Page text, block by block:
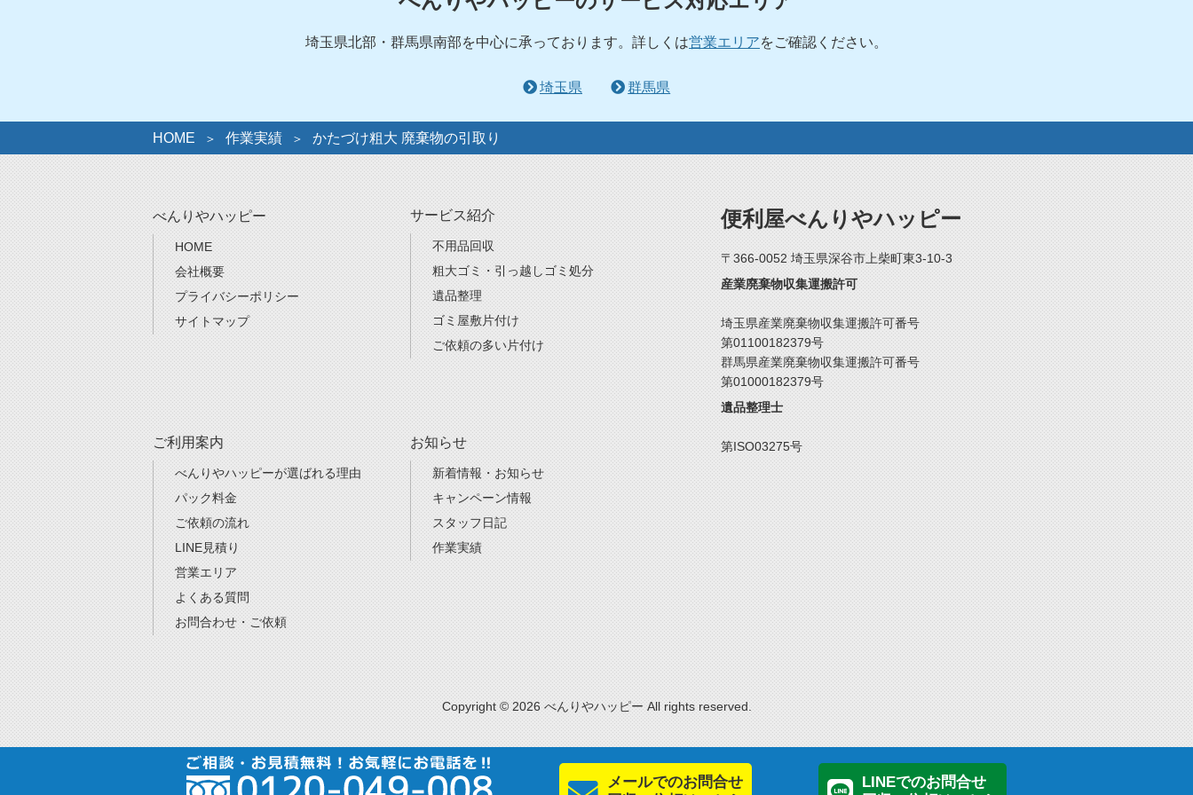
埼玉県北部・群馬県南部を中心に承っております。詳しくは営業エリアをご確認ください。
埼玉県 群馬県
HOME 作業実績 かたづけ粗大 廃棄物の引取り
べんりやハッピー
HOME
会社概要
プライバシーポリシー
サイトマップ
サービス紹介
不用品回収
粗大ゴミ・引っ越しゴミ処分
遺品整理
ゴミ屋敷片付け
ご依頼の多い片付け
ご利用案内
べんりやハッピーが選ばれる理由
パック料金
ご依頼の流れ
LINE見積り
営業エリア
よくある質問
お問合わせ・ご依頼
お知らせ
新着情報・お知らせ
キャンペーン情報
スタッフ日記
作業実績
便利屋べんりやハッピー
〒366-0052 埼玉県深谷市上柴町東3-10-3
産業廃棄物収集運搬許可
埼玉県産業廃棄物収集運搬許可番号
第01100182379号
群馬県産業廃棄物収集運搬許可番号
第01000182379号
遺品整理士
第ISO03275号
Copyright © 2026 べんりやハッピー All rights reserved.
メールでのお問合せ
LINEでのお問合せ